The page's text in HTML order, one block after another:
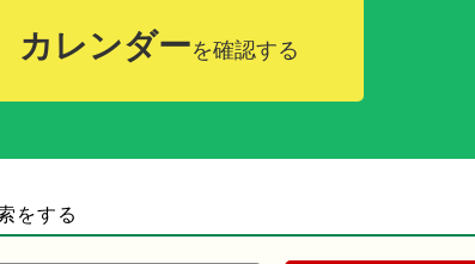
カレンダーを確認する
をする